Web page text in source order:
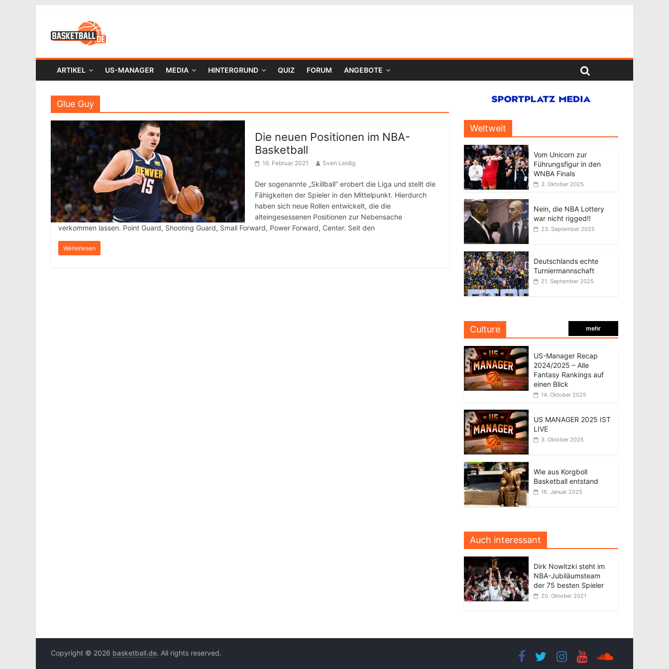
ARTIKEL US-MANAGER MEDIA HINTERGRUND QUIZ FORUM ANGEBOTE
Glue Guy
Die neuen Positionen im NBA-
Basketball
16. Februar 2021 Sven Leidig
Der sogenannte „Skillball“ erobert die Liga und stellt die
Fähigkeiten der Spieler in den Mittelpunkt. Hierdurch
haben sich neue Rollen entwickelt, die die
alteingesessenen Positionen zur Nebensache
verkommen lassen. Point Guard, Shooting Guard, Small Forward, Power Forward, Center. Seit den
Weiterlesen
Weltweit
Vom Unicorn zur
Führungsfigur in den
WNBA Finals
3. Oktober 2025
Nein, die NBA Lottery
war nicht rigged!!
23. September 2025
Deutschlands echte
Turniermannschaft
21. September 2025
Culture mehr
US-Manager Recap
2024/2025 – Alle
Fantasy Rankings auf
einen Blick
14. Oktober 2025
US MANAGER 2025 IST
LIVE
3. Oktober 2025
Wie aus Korgboll
Basketball entstand
16. Januar 2025
Auch interessant
Dirk Nowitzki steht im
NBA-Jubiläumsteam
der 75 besten Spieler
20. Oktober 2021
Copyright © 2026 basketball.de. All rights reserved.